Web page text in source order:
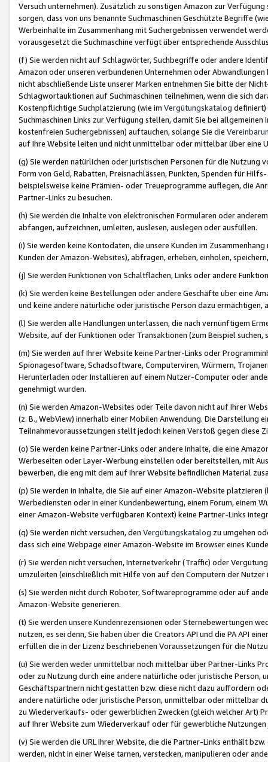
Versuch unternehmen). Zusätzlich zu sonstigen Amazon zur
sorgen, dass von uns benannte Suchmaschinen Geschützte Begriffe
Werbeinhalte im Zusammenhang mit Suchergebnissen verwendet
vorausgesetzt die Suchmaschine verfügt über entsprechende
(f) Sie werden nicht auf Schlagwörter, Suchbegriffe oder andere
Amazon oder unseren verbundenen Unternehmen oder
nicht abschließende Liste unserer Marken entnehmen Sie bitte der
Schlagwortauktionen auf Suchmaschinen teilnehmen, wenn die sich
Kostenpflichtige Suchplatzierung (wie im Vergütungskatalog definiert)
Suchmaschinen Links zur Verfügung stellen, damit Sie bei
kostenfreien Suchergebnissen) auftauchen, solange Sie die
auf Ihre Website leiten und nicht unmittelbar oder mittelbar über eine
(g) Sie werden natürlichen oder juristischen Personen für die Nutzung
Form von Geld, Rabatten, Preisnachlässen, Punkten, Spenden für
beispielsweise keine Prämien- oder Treueprogramme auflegen, die
Partner-Links zu besuchen.
(h) Sie werden die Inhalte von elektronischen Formularen oder
abfangen, aufzeichnen, umleiten, auslesen, auslegen oder ausfüllen.
(i) Sie werden keine Kontodaten, die unsere Kunden im
Kunden der Amazon-Websites), abfragen, erheben, einholen,
(j) Sie werden Funktionen von Schaltflächen, Links oder andere
(k) Sie werden keine Bestellungen oder andere Geschäfte über eine
und keine andere natürliche oder juristische Person dazu
(l) Sie werden alle Handlungen unterlassen, die nach vernünftigem
Website, auf der Funktionen oder Transaktionen (zum Beispiel
(m) Sie werden auf Ihrer Website keine Partner-Links oder
Spionagesoftware, Schadsoftware, Computerviren, Würmern,
Herunterladen oder Installieren auf einem Nutzer-Computer oder
genehmigt wurden.
(n) Sie werden Amazon-Websites oder Teile davon nicht auf Ihrer
(z. B., WebView) innerhalb einer Mobilen Anwendung. Die Darstellung
Teilnahmevoraussetzungen stellt jedoch keinen Verstoß gegen diese
(o) Sie werden keine Partner-Links oder andere Inhalte, die eine
Werbeseiten oder Layer-Werbung einstellen oder bereitstellen, mit
bewerben, die eng mit dem auf Ihrer Website befindlichen Material
(p) Sie werden in Inhalte, die Sie auf einer Amazon-Website
Werbediensten oder in einer Kundenbewertung, einem Forum, einem
einer Amazon-Website verfügbaren Kontext) keine Partner-Links
(q) Sie werden nicht versuchen, den Vergütungskatalog zu umgehen
dass sich eine Webpage einer Amazon-Website im Browser eines
(r) Sie werden nicht versuchen, Internetverkehr (Traffic) oder
umzuleiten (einschließlich mit Hilfe von auf den Computern der
(s) Sie werden nicht durch Roboter, Softwareprogramme oder auf
Amazon-Website generieren.
(t) Sie werden unsere Kundenrezensionen oder Sternebewertungen
nutzen, es sei denn, Sie haben über die Creators API und die PA API
erfüllen die in der Lizenz beschriebenen Voraussetzungen für die
(u) Sie werden weder unmittelbar noch mittelbar über Partner-Links
oder zu Nutzung durch eine andere natürliche oder juristische
Geschäftspartnern nicht gestatten bzw. diese nicht dazu auffordern
andere natürliche oder juristische Person, unmittelbar oder mittelbar
zu Wiederverkaufs- oder gewerblichen Zwecken (gleich welcher Art)
auf Ihrer Website zum Wiederverkauf oder für gewerbliche
(v) Sie werden die URL Ihrer Website, die die Partner-Links enthält
werden, nicht in einer Weise tarnen, verstecken, manipulieren oder